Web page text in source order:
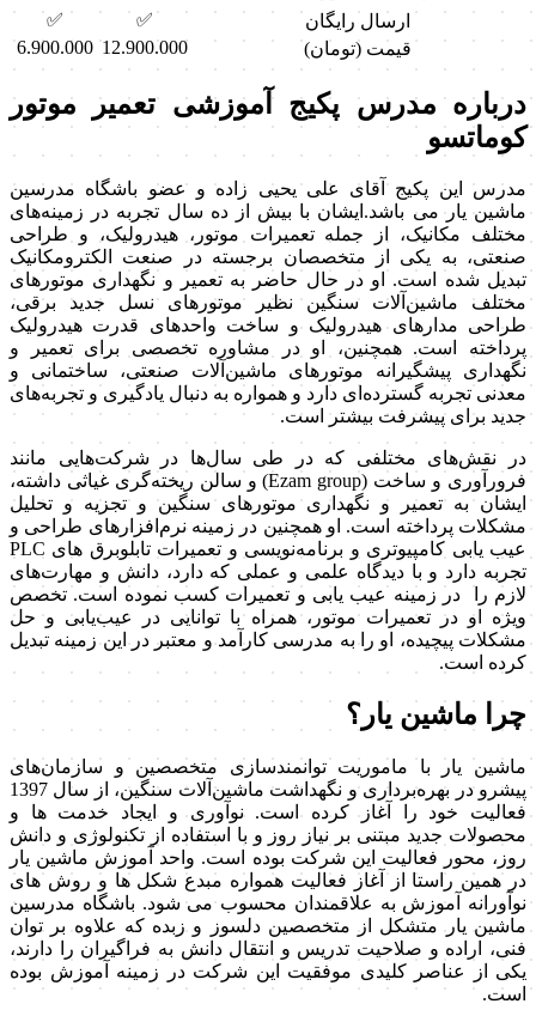
ارسال رایگان
✅
✅
قیمت (تومان)
12.900.000
6.900.000
درباره مدرس پکیج آموزشی تعمیر موتور
کوماتسو
مدرس این پکیج آقای علی یحیی زاده و عضو باشگاه مدرسین
ماشین یار می باشد.ایشان با بیش از ده سال تجربه در زمینه‌های
مختلف مکانیک، از جمله تعمیرات موتور، هیدرولیک، و طراحی
صنعتی، به یکی از متخصصان برجسته در صنعت الکترومکانیک
تبدیل شده است. او در حال حاضر به تعمیر و نگهداری موتورهای
مختلف ماشین‌آلات سنگین نظیر موتورهای نسل جدید برقی،
طراحی مدارهای هیدرولیک و ساخت واحدهای قدرت هیدرولیک
پرداخته است. همچنین، او در مشاوره تخصصی برای تعمیر و
نگهداری پیشگیرانه موتورهای ماشین‌آلات صنعتی، ساختمانی و
معدنی تجربه گسترده‌ای دارد و همواره به دنبال یادگیری و تجربه‌های
جدید برای پیشرفت بیشتر است.
در نقش‌های مختلفی که در طی سال‌ها در شرکت‌هایی مانند
فرورآوری و ساخت (Ezam group) و سالن ریخته‌گری غیاثی داشته،
ایشان به تعمیر و نگهداری موتورهای سنگین و تجزیه و تحلیل
مشکلات پرداخته است. او همچنین در زمینه نرم‌افزارهای طراحی و
عیب یابی کامپیوتری و برنامه‌نویسی و تعمیرات تابلوبرق های PLC
تجربه دارد و با دیدگاه علمی و عملی که دارد، دانش و مهارت‌های
لازم را در زمینه عیب یابی و تعمیرات کسب نموده است. تخصص
ویژه او در تعمیرات موتور، همراه با توانایی در عیب‌یابی و حل
مشکلات پیچیده، او را به مدرسی کارآمد و معتبر در این زمینه تبدیل
کرده است.
چرا ماشین یار؟
ماشین یار با ماموریت توانمندسازی متخصصین و سازمان‌های
پیشرو در بهره‌برداری و نگهداشت ماشین‌آلات سنگین، از سال 1397
فعالیت خود را آغاز کرده است. نوآوری و ایجاد خدمت ها و
محصولات جدید مبتنی بر نیاز روز و با استفاده از تکنولوژی و دانش
روز، محور فعالیت این شرکت بوده است. واحد آموزش ماشین یار
در همین راستا از آغاز فعالیت همواره مبدع شکل ها و روش های
نوآورانه آموزش به علاقمندان محسوب می شود. باشگاه مدرسین
ماشین یار متشکل از متخصصین دلسوز و زبده که علاوه بر توان
فنی، اراده و صلاحیت تدریس و انتقال دانش به فراگیران را دارند،
یکی از عناصر کلیدی موفقیت این شرکت در زمینه آموزش بوده
است.